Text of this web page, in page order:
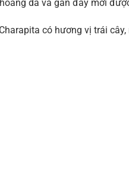
dã và gần đây mới
có hương vị trái